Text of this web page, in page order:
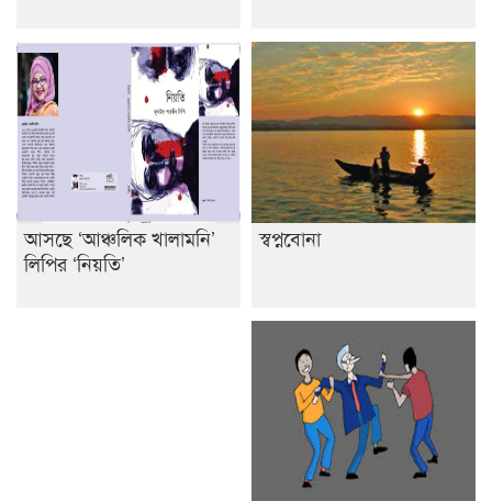
আসছে ‘আঞ্চলিক খালামনি’
লিপির ‘নিয়তি’
স্বপ্নবোনা